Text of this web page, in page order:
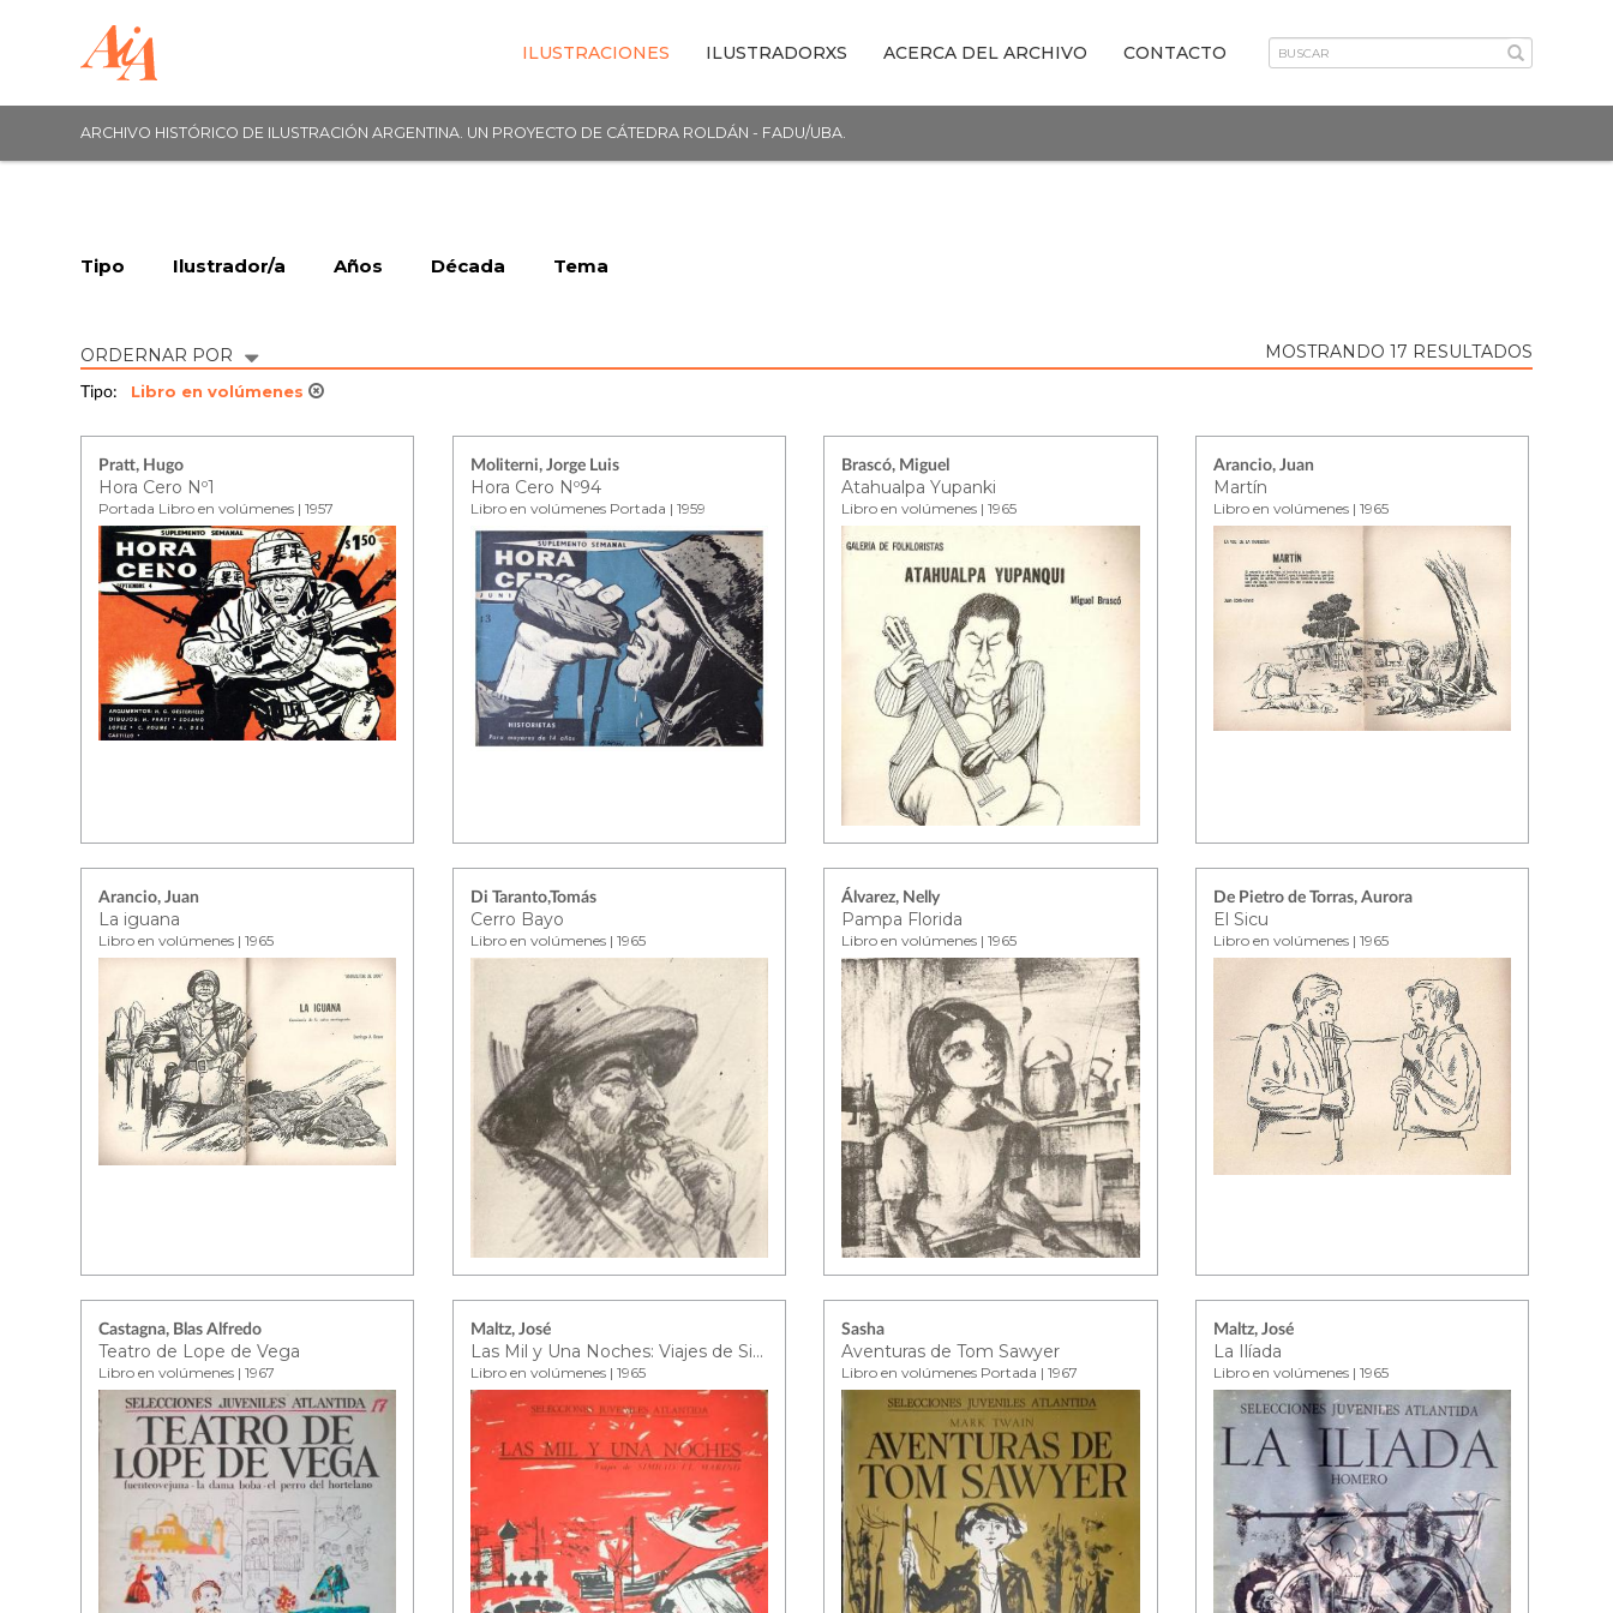
ILUSTRACIONES ILUSTRADORXS ACERCA DEL ARCHIVO CONTACTO
ARCHIVO HISTÓRICO DE ILUSTRACIÓN ARGENTINA. UN PROYECTO DE CÁTEDRA ROLDÁN - FADU/UBA.
Tipo Ilustrador/a Años Década Tema
ORDERNAR POR MOSTRANDO 17 RESULTADOS
Tipo: Libro en volúmenes
Pratt, Hugo
Hora Cero Nº1
Portada Libro en volúmenes | 1957
Moliterni, Jorge Luis
Hora Cero Nº94
Libro en volúmenes Portada | 1959
Brascó, Miguel
Atahualpa Yupanki
Libro en volúmenes | 1965
Arancio, Juan
Martín
Libro en volúmenes | 1965
Arancio, Juan
La iguana
Libro en volúmenes | 1965
Di Taranto,Tomás
Cerro Bayo
Libro en volúmenes | 1965
Álvarez, Nelly
Pampa Florida
Libro en volúmenes | 1965
De Pietro de Torras, Aurora
El Sicu
Libro en volúmenes | 1965
Castagna, Blas Alfredo
Teatro de Lope de Vega
Libro en volúmenes | 1967
Maltz, José
Las Mil y Una Noches: Viajes de Simbad el Marino
Libro en volúmenes | 1965
Sasha
Aventuras de Tom Sawyer
Libro en volúmenes Portada | 1967
Maltz, José
La Ilíada
Libro en volúmenes | 1965